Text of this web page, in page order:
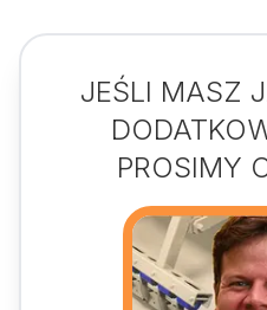
JEŚLI MASZ
PROSIMY